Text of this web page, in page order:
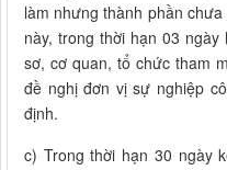
làm nhưng thành phần
này, trong thời hạn 03
sơ, cơ quan, tổ chức tham
đề nghị đơn vị sự nghiệp
định.
c) Trong thời hạn 30 ngày